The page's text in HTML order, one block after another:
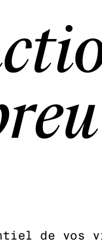
de vos